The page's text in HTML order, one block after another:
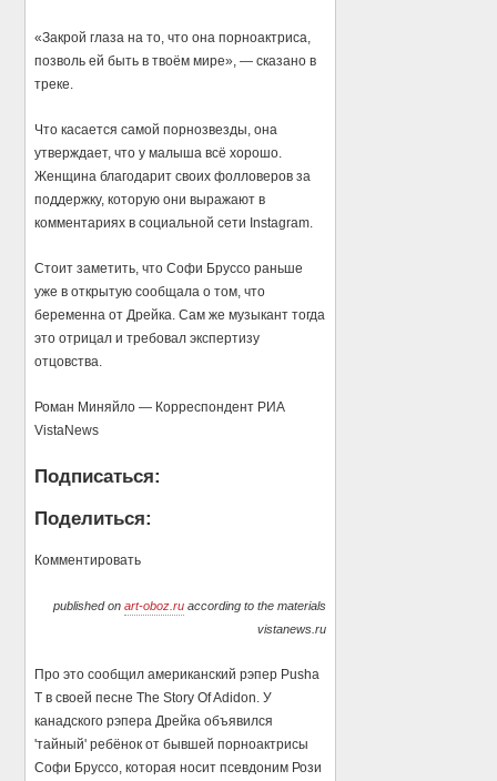
«Закрой глаза на то, что она порноактриса,
позволь ей быть в твоём мире», — сказано в
треке.
Что касается самой порнозвезды, она
утверждает, что у малыша всё хорошо.
Женщина благодарит своих фолловеров за
поддержку, которую они выражают в
комментариях в социальной сети Instagram.
Стоит заметить, что Софи Бруссо раньше
уже в открытую сообщала о том, что
беременна от Дрейка. Сам же музыкант тогда
это отрицал и требовал экспертизу
отцовства.
Роман Миняйло — Корреспондент РИА
VistaNews
Подписаться:
Поделиться:
Комментировать
published on art-oboz.ruaccording to the materials
vistanews.ru
Про это сообщил американский рэпер Pusha
T в своей песне The Story Of Adidon. У
канадского рэпера Дрейка объявился
'тайный' ребёнок от бывшей порноактрисы
Софи Бруссо, которая носит псевдоним Рози